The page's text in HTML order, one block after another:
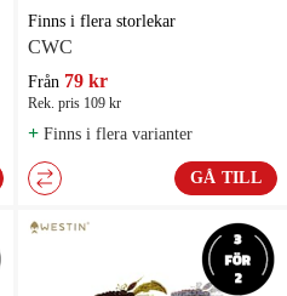
Finns i flera storlekar
CWC
Från 79 kr
Rek. pris 109 kr
+ Finns i flera varianter
GÅ TILL